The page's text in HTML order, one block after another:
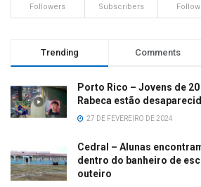
Followers Subscribers
Trending Comments
Porto Rico – Jovens de
Rabeca estão
27 DE FEVEREIRO DE 2024
Cedral – Alunas
dentro do banheiro de
outeiro